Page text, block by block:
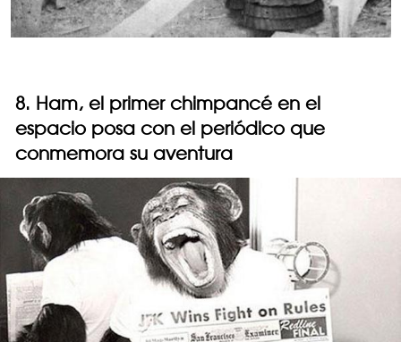
8. Ham, el primer chimpancé en el
espacio posa con el periódico que
conmemora su aventura